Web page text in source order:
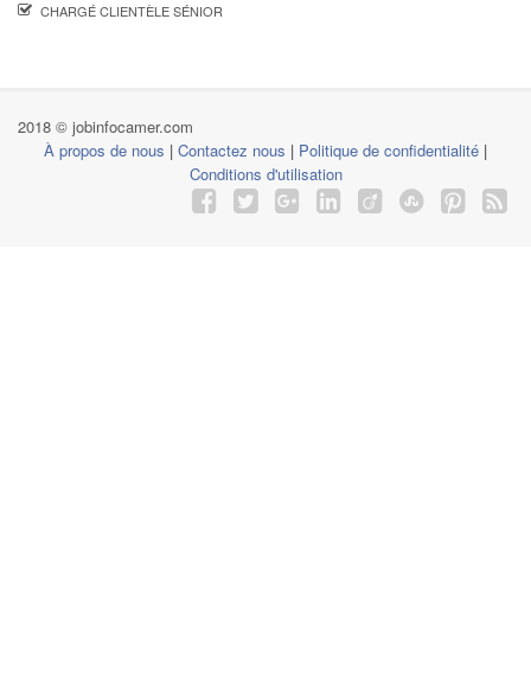
CHARGÉ CLIENTÈLE SÉNIOR
2018 © jobinfocamer.com
À propos de nous | Contactez nous | Politique de confidentialité |
Conditions d'utilisation